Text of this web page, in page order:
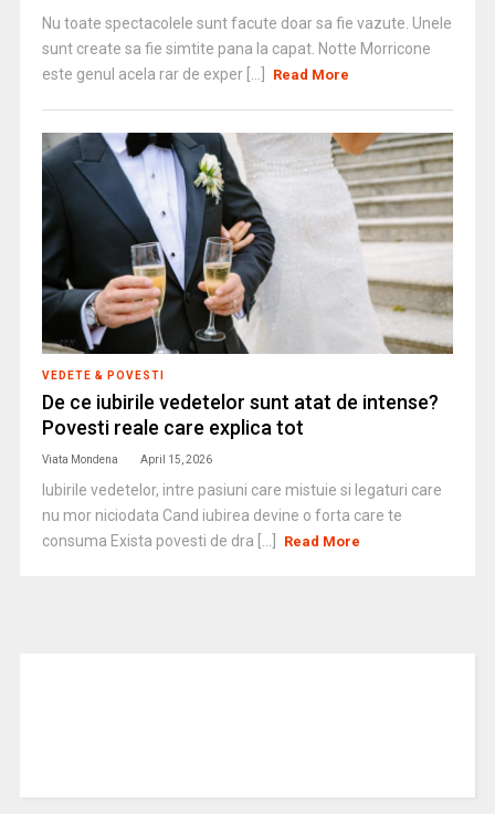
Nu toate spectacolele sunt facute doar sa fie vazute. Unele
sunt create sa fie simtite pana la capat. Notte Morricone
este genul acela rar de exper [...]
Read More
VEDETE & POVESTI
De ce iubirile vedetelor sunt atat de intense?
Povesti reale care explica tot
Viata Mondena April 15, 2026
Iubirile vedetelor, intre pasiuni care mistuie si legaturi care
nu mor niciodata Cand iubirea devine o forta care te
consuma Exista povesti de dra [...]
Read More